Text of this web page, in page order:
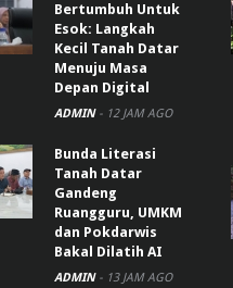
Bertumbuh Untuk
Esok: Langkah
Kecil Tanah Datar
Menuju Masa
Depan Digital
ADMIN - 12 JAM AGO
Bunda Literasi
Tanah Datar
Gandeng
Ruangguru, UMKM
dan Pokdarwis
Bakal Dilatih AI
ADMIN - 13 JAM AGO